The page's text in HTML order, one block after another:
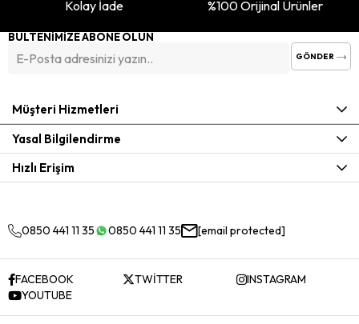
Kolay İade %100 Orijinal Ürünler
BÜLTENİMİZE ABONE OLUN
GÖNDER
Müşteri Hizmetleri
Yasal Bilgilendirme
Hızlı Erişim
0850 441 11 35 0850 441 11 35 [email protected]
FACEBOOK TWİTTER
INSTAGRAM
YOUTUBE